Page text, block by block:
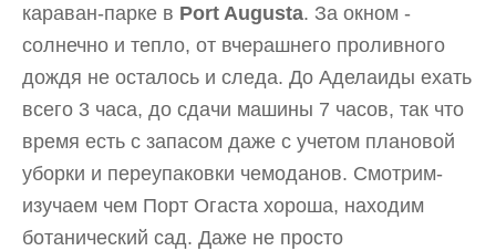
караван-парке в Port Augusta. За окном -
солнечно и тепло, от вчерашнего проливного
дождя не осталось и следа. До Аделаиды ехать
всего 3 часа, до сдачи машины 7 часов, так что
время есть с запасом даже с учетом плановой
уборки и переупаковки чемоданов. Смотрим-
изучаем чем Порт Огаста хороша, находим
ботанический сад. Даже не просто